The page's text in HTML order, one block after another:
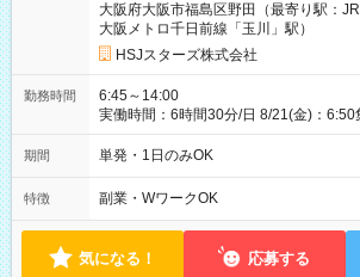
大阪府大阪市福島区野田（最寄り駅
大阪メトロ千日前線「玉川」駅）
HSJスターズ株式会社
勤務時間
6:45～14:00
実働時間：6時間30分/日 8/21(金)：
45分)
期間 単発・1日のみOK
特徴 副業・WワークOK
気になる！ 応募する